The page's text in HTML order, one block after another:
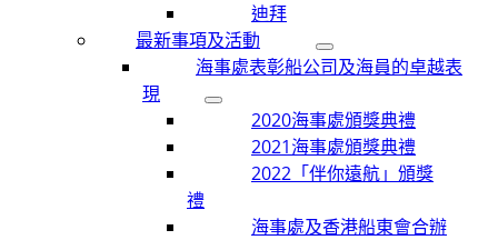
迪拜
最新事項及活動
海事處表彰船公司及海員的卓越表
現
2020海事處頒獎典禮
2021海事處頒獎典禮
2022「伴你遠航」頒獎
禮
海事處及香港船東會合辦